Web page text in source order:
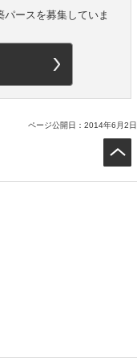
ースを募集していま
ページ公開日：2014年6月2日